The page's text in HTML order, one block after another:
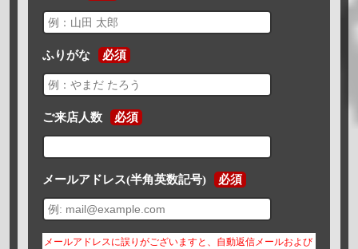
ふりがな 必須
ご来店人数 必須
メールアドレス(半角英数記号) 必須
メールアドレスに誤りがございますと、自動返信メールおよび